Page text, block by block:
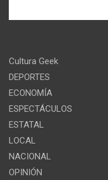
Cultura Geek
DEPORTES
ECONOMÍA
ESPECTÁCULOS
ESTATAL
LOCAL
NACIONAL
OPINIÓN